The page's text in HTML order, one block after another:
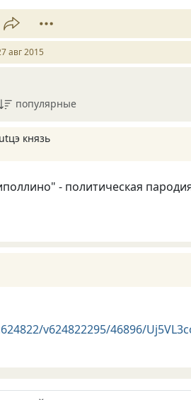
авг 2015
популярные
князь
- политическая
v624822295/46896/